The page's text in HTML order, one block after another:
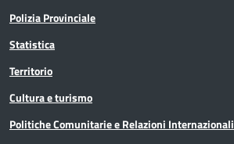
Polizia Provinciale
Statistica
Territorio
Cultura e turismo
Politiche Comunitarie e Relazioni Internazionali